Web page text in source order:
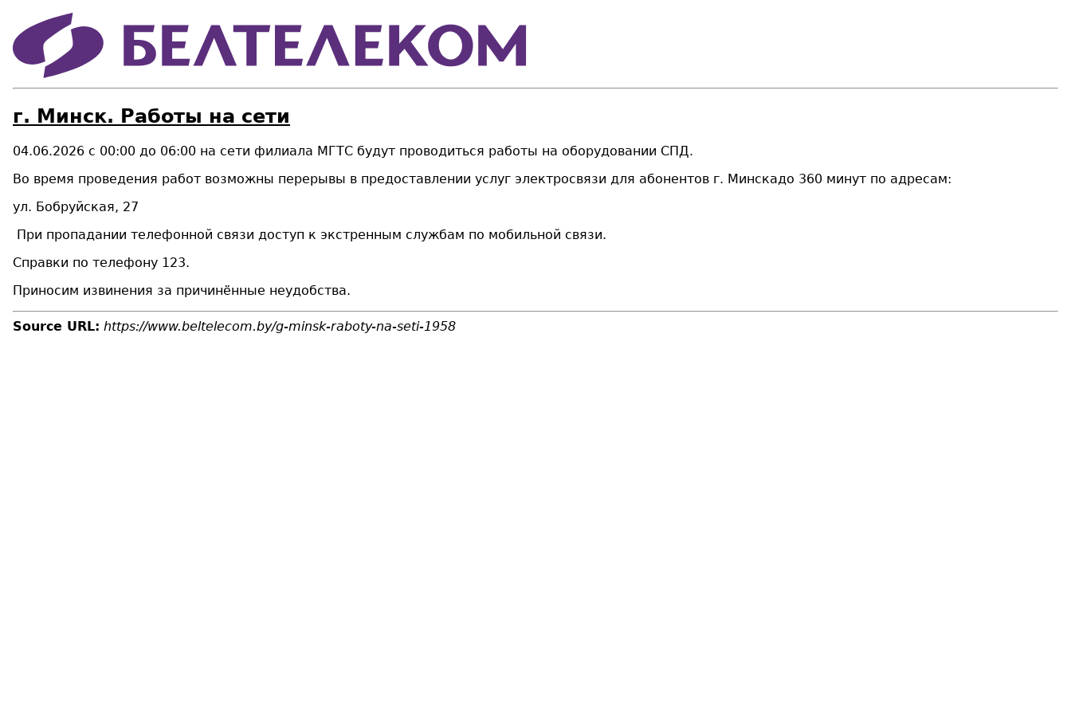
г. Минск. Работы на сети
04.06.2026 с 00:00 до 06:00 на сети филиала МГТС будут проводиться работы на оборудовании СПД.
Во время проведения работ возможны перерывы в предоставлении услуг электросвязи для абонентов г. Минскадо 360 минут по адресам:
ул. Бобруйская, 27
При пропадании телефонной связи доступ к экстренным службам по мобильной связи.
Справки по телефону 123.
Приносим извинения за причинённые неудобства.
Source URL: https://www.beltelecom.by/g-minsk-raboty-na-seti-1958